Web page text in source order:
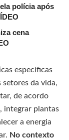
polícia após
cena
específicas
da vida,
de acordo
integrar plantas
a energia
No contexto